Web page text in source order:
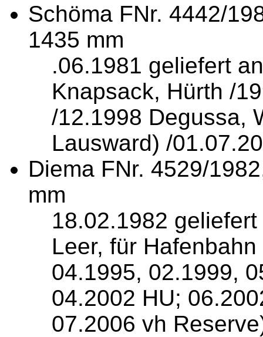
Schöma FNr. 4442/
1435 mm
.06.1981 geliefert
Knapsack, Hürth /
/12.1998 Degussa,
Lausward) /
Diema FNr. 4529/
mm
18.02.1982
Leer, für
04.1995, 02.1999,
04.2002 HU;
07.2006 vh